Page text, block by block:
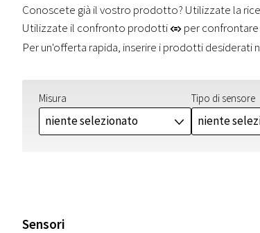
Conoscete già il vostro prodotto? Utilizzate la
Utilizzate il confronto prodottir per
Per un'offerta rapida, inserire i prodotti desiderati
Misura
niente selezionato J
Tipo di sensore
niente
Sensori